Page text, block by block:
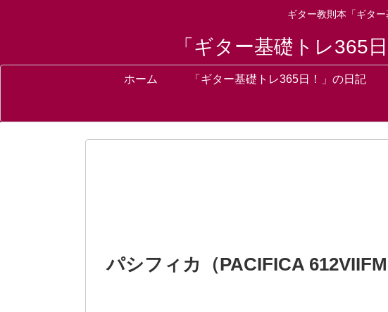
ギター教則本「ギタ
「ギター基礎トレ365
ホーム 「ギター基礎トレ365日！」の日記
パシフィカ（PACIFICA